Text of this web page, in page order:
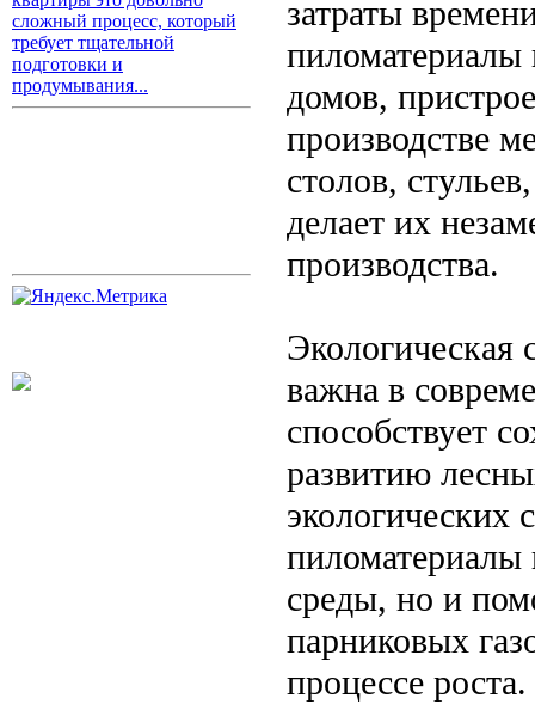
сложный процесс, который
требует тщательной
подготовки и
продумывания...
затраты
пиломатериалы
домов,
производстве
столов,
делает их
производства.
Экологическая
важна в
способствует
развитию
экологических
среды, но и
парниковых
процессе роста.